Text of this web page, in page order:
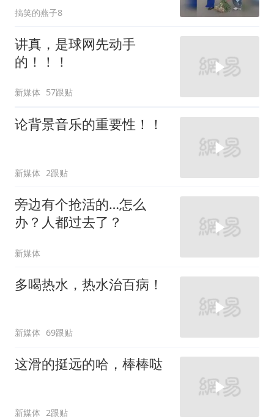
搞笑的燕子8
讲真，是球网先动手
的！！！
新媒体 57跟贴
论背景音乐的重要性！！
新媒体 2跟贴
旁边有个抢活的…怎么
办？人都过去了？
新媒体
多喝热水，热水治百病！
新媒体 69跟贴
这滑的挺远的哈，棒棒哒
新媒体 2跟贴